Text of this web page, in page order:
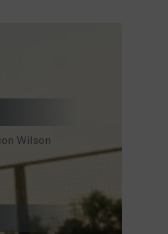
Wilson